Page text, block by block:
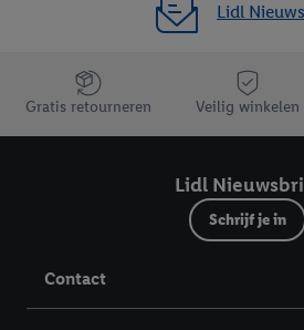
Lidl
Jouw voordelen bij ons als Lidl
Gratis retourneren Veilig winkelen
Lidl
Schrijf je in
Contact